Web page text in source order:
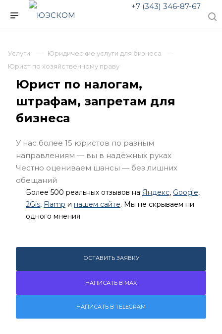
+7 (343) 346-87-67
Услуги
Юридические услуги для бизнеса
Юрист по хозяйственному праву
Юрист по налогам,
штрафам, запретам для
бизнеса
У нас более 15 юристов по разным
направлениям — вы в надёжных руках
Честно оцениваем шансы — без лишних
обещаний
Более 500 реальных отзывов на Яндекс, Google,
2Gis, Flamp и нашем сайте. Мы не скрываем ни
одного мнения
ОСТАВИТЬ ЗАЯВКУ
НАПИСАТЬ В MAX
НАПИСАТЬ В TELEGRAM